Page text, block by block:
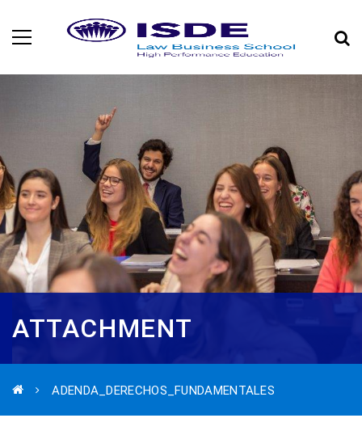
ATTACHMENT
ADENDA_DERECHOS_FUNDAMENTALES